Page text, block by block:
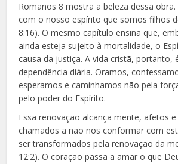
Romanos 8 mostra a beleza dessa
com o nosso espírito que somos filhos
8:16). O mesmo capítulo ensina que,
ainda esteja sujeito à mortalidade, o
causa da justiça. A vida cristã, portanto,
dependência diária. Oramos,
esperamos e caminhamos não pela
pelo poder do Espírito.
Essa renovação alcança mente, afetos
chamados a não nos conformar com
ser transformados pela renovação da
12:2). O coração passa a amar o que